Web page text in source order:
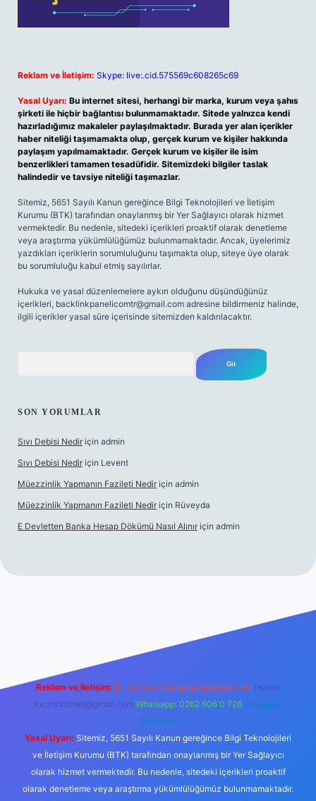
Reklam ve İletişim: Skype: live:.cid.575569c608265c69
Yasal Uyarı: Bu internet sitesi, herhangi bir marka, kurum veya şahıs
şirketi ile hiçbir bağlantısı bulunmamaktadır. Sitede yalnızca kendi
hazırladığımız makaleler paylaşılmaktadır. Burada yer alan içerikler
haber niteliği taşımamakta olup, gerçek kurum ve kişiler hakkında
paylaşım yapılmamaktadır. Gerçek kurum ve kişiler ile isim
benzerlikleri tamamen tesadüfidir. Sitemizdeki bilgiler taslak
halindedir ve tavsiye niteliği taşımazlar.
Sitemiz, 5651 Sayılı Kanun gereğince Bilgi Teknolojileri ve İletişim
Kurumu (BTK) tarafından onaylanmış bir Yer Sağlayıcı olarak hizmet
vermektedir. Bu nedenle, sitedeki içerikleri proaktif olarak denetleme
veya araştırma yükümlülüğümüz bulunmamaktadır. Ancak, üyelerimiz
yazdıkları içeriklerin sorumluluğunu taşımakta olup, siteye üye olarak
bu sorumluluğu kabul etmiş sayılırlar.
Hukuka ve yasal düzenlemelere aykırı olduğunu düşündüğünüz
içerikleri, backlinkpanelicomtr@gmail.com adresine bildirmeniz halinde,
ilgili içerikler yasal süre içerisinde sitemizden kaldırılacaktır.
SON YORUMLAR
Sıvı Debisi Nedir için admin
Sıvı Debisi Nedir için Levent
Müezzinlik Yapmanın Fazileti Nedir için admin
Müezzinlik Yapmanın Fazileti Nedir için Rüveyda
E Devletten Banka Hesap Dökümü Nasıl Alınır için admin
Reklam ve İletişim: E-mail: backlinkpaneli@gmail.com Teams:
forumhizmeti@gmail.com Whatsapp: 0262 606 0 726 Telegram:
@karabul
Yasal Uyarı: Sitemiz, 5651 Sayılı Kanun gereğince Bilgi Teknolojileri
ve İletişim Kurumu (BTK) tarafından onaylanmış bir Yer Sağlayıcı
olarak hizmet vermektedir. Bu nedenle, sitedeki içerikleri proaktif
olarak denetleme veya araştırma yükümlülüğümüz bulunmamaktadır.